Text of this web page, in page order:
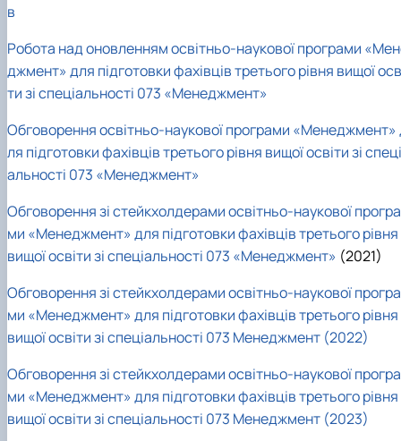
в
Робота над оновленням освітньо-наукової програми
джмент» для підготовки фахівців третього рівня вищої
ти зі спеціальності 073 «Менеджмент»
Обговорення освітньо-наукової програми «Менеджмент»
ля підготовки фахівців третього рівня вищої освіти зі спеці
альності 073 «Менеджмент»
Обговорення зі стейкхолдерами освітньо-наукової програ
ми «Менеджмент» для підготовки фахівців третього рівня
вищої освіти зі спеціальності 073 «Менеджмент» (2021)
Обговорення зі стейкхолдерами освітньо-наукової програ
ми «Менеджмент» для підготовки фахівців третього рівня
вищої освіти зі спеціальності 073 Менеджмент (2022)
Обговорення зі стейкхолдерами освітньо-наукової програ
ми «Менеджмент» для підготовки фахівців третього рівня
вищої освіти зі спеціальності 073 Менеджмент (2023)